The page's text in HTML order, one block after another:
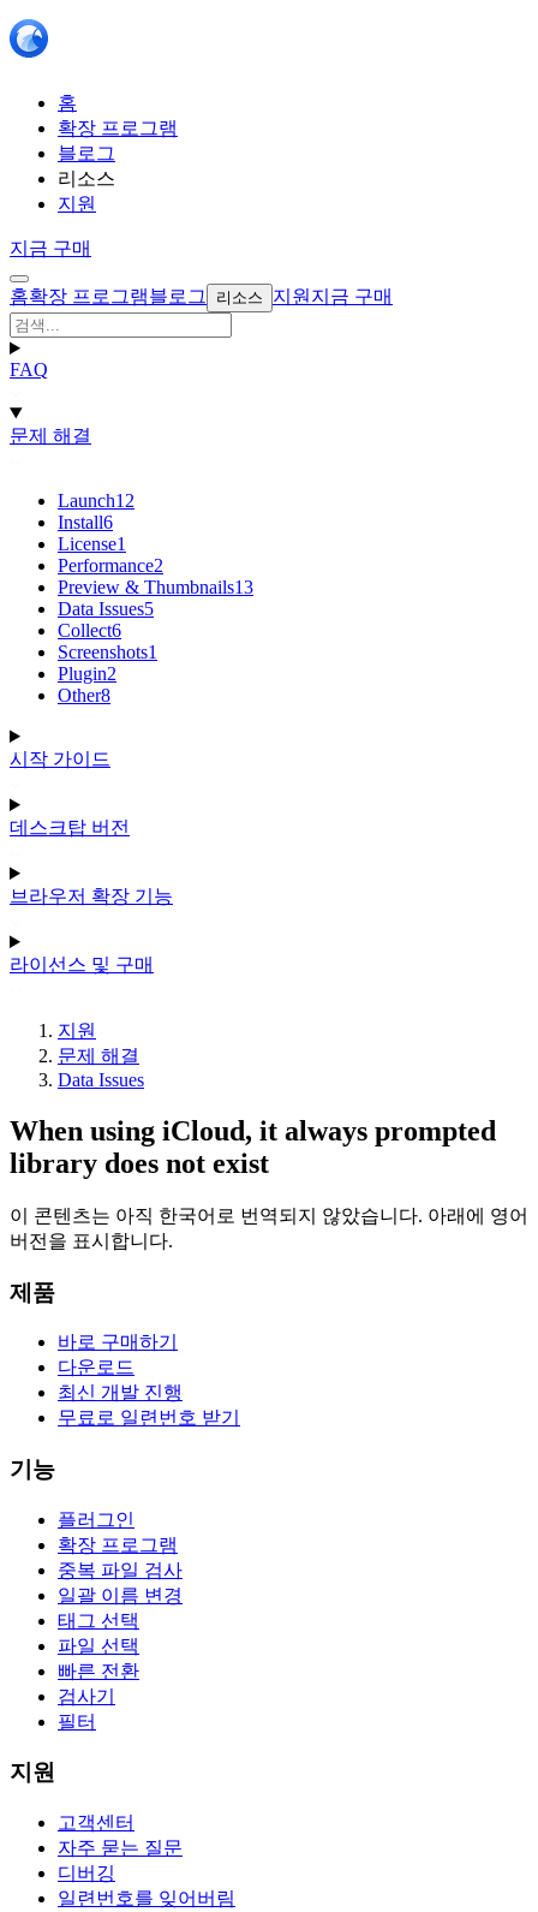
홈
확장 프로그램
블로그
리소스
지원
지금 구매
홈확장 프로그램블로그 리소스 지원 지금 구매
FAQ
문제 해결
Launch12
Install6
License1
Performance2
Preview & Thumbnails13
Data Issues5
Collect6
Screenshots1
Plugin2
Other8
시작 가이드
데스크탑 버전
브라우저 확장 기능
라이선스 및 구매
지원
문제 해결
Data Issues
When using iCloud, it always prompted
library does not exist
이 콘텐츠는 아직 한국어로 번역되지 않았습니다. 아래에 영어
버전을 표시합니다.
제품
바로 구매하기
다운로드
최신 개발 진행
무료로 일련번호 받기
기능
플러그인
확장 프로그램
중복 파일 검사
일괄 이름 변경
태그 선택
파일 선택
빠른 전환
검사기
필터
지원
고객센터
자주 묻는 질문
디버깅
일련번호를 잊어버림